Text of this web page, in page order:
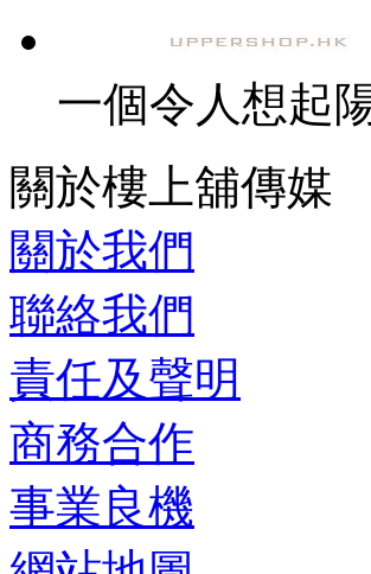
一個令人想起
關於樓上舖傳媒
關於我們
聯絡我們
責任及聲明
商務合作
事業良機